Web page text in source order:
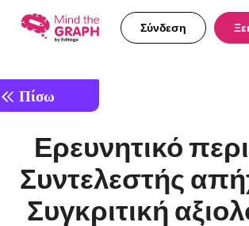
Σύνδεση
Πίσω
Ερευνητικό
Συντελεστής
Συγκριτική